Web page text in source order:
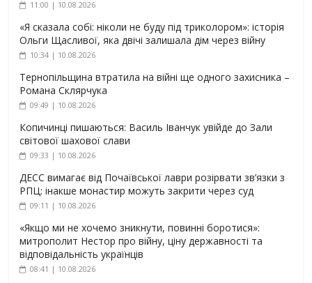
11:00 | 10.08.2026
«Я сказала собі: ніколи не буду під триколором»: історія
Ольги Щасливої, яка двічі залишала дім через війну
10:34 | 10.08.2026
Тернопільщина втратила на війні ще одного захисника –
Романа Склярчука
09:49 | 10.08.2026
Копичинці пишаються: Василь Іванчук увійде до Зали
світової шахової слави
09:33 | 10.08.2026
ДЕСС вимагає від Почаївської лаври розірвати зв’язки з
РПЦ: інакше монастир можуть закрити через суд
09:11 | 10.08.2026
«Якщо ми не хочемо зникнути, повинні боротися»:
митрополит Нестор про війну, ціну державності та
відповідальність українців
08:41 | 10.08.2026